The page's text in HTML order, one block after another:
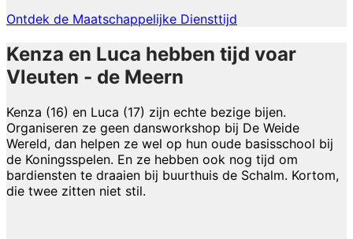
Ontdek de Maatschappelijke Diensttijd
Kenza en Luca hebben tijd voar
Vleuten - de Meern
Kenza (16) en Luca (17) zijn echte bezige bijen.
Organiseren ze geen dansworkshop bij De Weide
Wereld, dan helpen ze wel op hun oude basisschool bij
de Koningsspelen. En ze hebben ook nog tijd om
bardiensten te draaien bij buurthuis de Schalm. Kortom,
die twee zitten niet stil.